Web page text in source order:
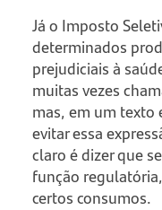
Já o Imposto
determinados
prejudiciais à
muitas vezes
mas, em um texto
evitar essa
claro é dizer que
função
certos consumos.